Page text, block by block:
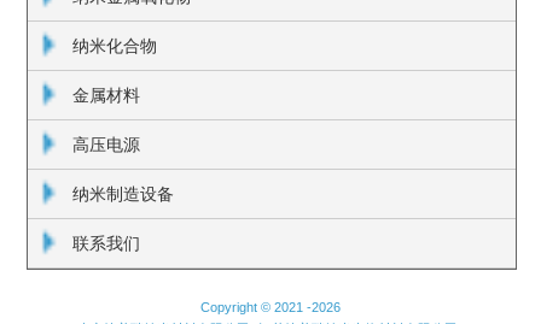
纳米化合物
金属材料
高压电源
纳米制造设备
联系我们
Copyright © 2021 -2026